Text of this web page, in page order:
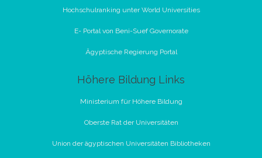
Hochschulranking unter World Universities
E- Portal von Beni-Suef Governorate
Ägyptische Regierung Portal
Höhere Bildung Links
Ministerium für Höhere Bildung
Oberste Rat der Universitäten
Union der ägyptischen Universitäten Bibliotheken